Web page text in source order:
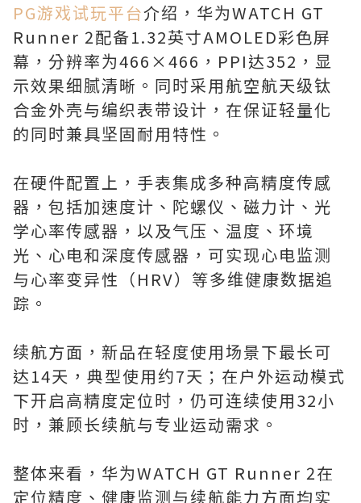
PG游戏试玩平台介绍，华为WATCH GT
Runner 2配备1.32英寸AMOLED彩色屏
幕，分辨率为466×466，PPI达352，显
示效果细腻清晰。同时采用航空航天级钛
合金外壳与编织表带设计，在保证轻量化
的同时兼具坚固耐用特性。
在硬件配置上，手表集成多种高精度传感
器，包括加速度计、陀螺仪、磁力计、光
学心率传感器，以及气压、温度、环境
光、心电和深度传感器，可实现心电监测
与心率变异性（HRV）等多维健康数据追
踪。
续航方面，新品在轻度使用场景下最长可
达14天，典型使用约7天；在户外运动模式
下开启高精度定位时，仍可连续使用32小
时，兼顾长续航与专业运动需求。
整体来看，华为WATCH GT Runner 2在
定位精度、健康监测与续航能力方面均实